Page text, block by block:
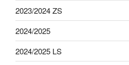
2023/2024 ZS
2024/2025
2024/2025 LS